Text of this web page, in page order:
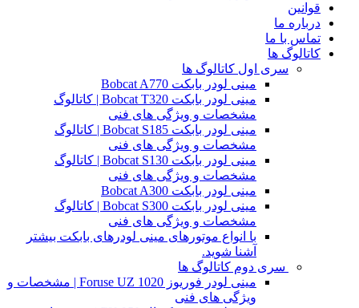
قوانین
درباره ما
تماس با ما
کاتالوگ ها
سری اول کاتالوگ ها
مینی لودر بابکت Bobcat A770
مینی لودر بابکت Bobcat T320 | کاتالوگ
مشخصات و ویژگی های فنی
مینی لودر بابکت Bobcat S185 | کاتالوگ
مشخصات و ویژگی های فنی
مینی لودر بابکت Bobcat S130 | کاتالوگ
مشخصات و ویژگی های فنی
مینی لودر بابکت Bobcat A300
مینی لودر بابکت Bobcat S300 | کاتالوگ
مشخصات و ویژگی های فنی
با انواع موتورهای مینی لودرهای بابکت بیشتر
آشنا شوید.
سری دوم کاتالوگ ها
مینی لودر فوریوز Foruse UZ 1020 | مشخصات و
ویژگی های فنی